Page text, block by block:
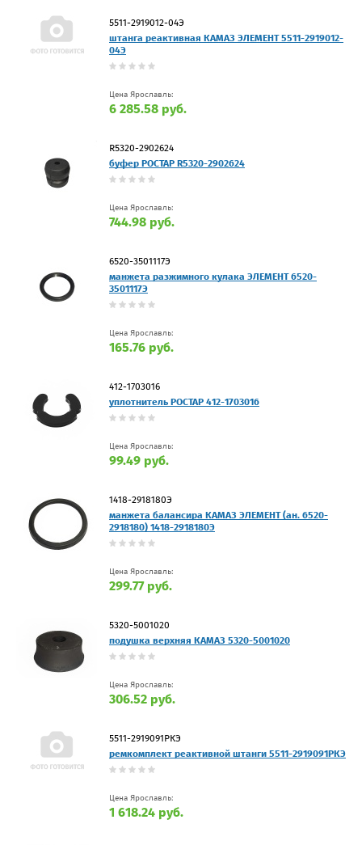
5511-2919012-04Э
штанга реактивная КАМАЗ ЭЛЕМЕНТ 5511-2919012-
04Э
Цена Ярославль:
6 285.58 руб.
R5320-2902624
буфер РОСТАР R5320-2902624
Цена Ярославль:
744.98 руб.
6520-3501117Э
манжета разжимного кулака ЭЛЕМЕНТ 6520-
3501117Э
Цена Ярославль:
165.76 руб.
412-1703016
уплотнитель РОСТАР 412-1703016
Цена Ярославль:
99.49 руб.
1418-2918180Э
манжета балансира КАМАЗ ЭЛЕМЕНТ (ан. 6520-
2918180) 1418-2918180Э
Цена Ярославль:
299.77 руб.
5320-5001020
подушка верхняя КАМАЗ 5320-5001020
Цена Ярославль:
306.52 руб.
5511-2919091РКЭ
ремкомплект реактивной штанги 5511-2919091РКЭ
Цена Ярославль:
1 618.24 руб.